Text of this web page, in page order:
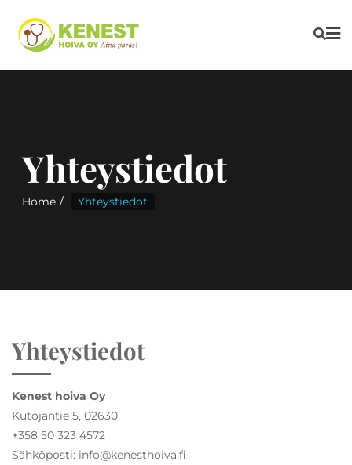
Yhteystiedot
Home Yhteystiedot
Yhteystiedot
Kenest hoiva Oy
Kutojantie 5, 02630
+358 50 323 4572
Sähköposti: info@kenesthoiva.fi